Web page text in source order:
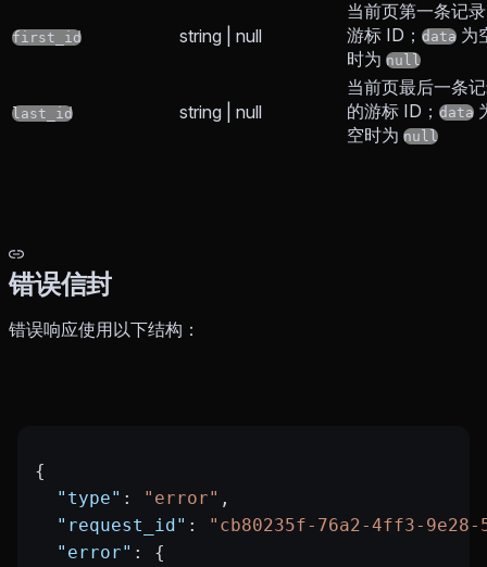
first_id string | null
当前页第一条记
游标 ID； data 为
时为 null
last_id string | null
当前页最后一条
的游标 ID； data
空时为 null
错误信封
错误响应使用以下结构：
{
  "type"
: "error" ,
  "request_id"
:
"cb80235f-76a2-4ff3-9e28-
  "error"
: {